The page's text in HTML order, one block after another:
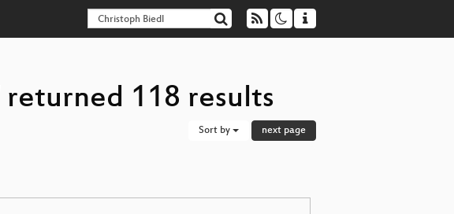
118 results
Sort by next page